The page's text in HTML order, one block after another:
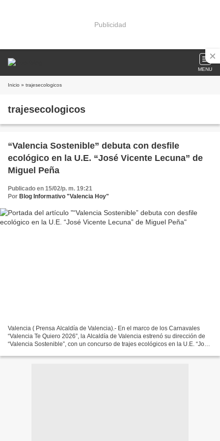
Publicidad
MENU
Inicio » trajesecologicos
trajesecologicos
“Valencia Sostenible” debuta con desfile
ecológico en la U.E. “José Vicente Lecuna” de
Miguel Peña
Publicado en 15/02/p. m. 19:21
Por Blog Informativo "Valencia Hoy"
Valencia ( Prensa Alcaldía de Valencia).- En el marco de los Carnavales
“Valencia Te Quiero 2026”, la Alcaldía de Valencia estrenó su dirección de
“Valencia Sostenible”, con un concurso de trajes ecológicos en la U.E. “José